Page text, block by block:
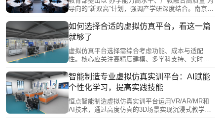
合船舶智能化、绿色化发展的高素质技能人才。
导向的“新双高”计划，强调产学研深度结合。南京恒
端”协同架构，构建集虚拟仿真、AI实训、资源管理
于一体的综合平台，助力职教数字化转型。该方案
注重实用性与普及性，旨在实现教师易用、学生易
学的智能化教学环境，推动“金基地”建设与产教融合
高质量发展。
如何选择合适的虚拟仿真平台，看这一篇
就够了
虚拟仿真平台选择需综合考虑功能、成本与适配
性。核心应关注高精度建模、多学科支持、实时交
等特点。教育领域需强化交互性与数据分析，职业
培训要注重安全场景模拟。长期来看，平台应减少
物理损耗并支持技术更新。恒点虚拟仿真平台表
明，结合学科需求和虚实融合技术，选择最适配而
非最优的方案，才能有效推动数字化转型。
智能制造专业虚拟仿真实训平台：AI赋能
个性化学习，提高实践技能
恒点智能制造虚拟仿真实训平台运用VR/AR/MR和
AI技术，通过高度仿真的3D场景实现沉浸式教学。